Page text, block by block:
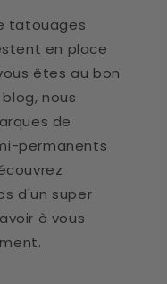
tatouages
en place
êtes au bon
nous
de
permanents
d'un super
à vous